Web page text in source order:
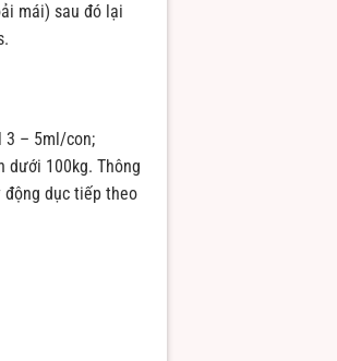
mái) sau đó lại
3 – 5ml/con;
dưới 100kg. Thông
động dục tiếp theo